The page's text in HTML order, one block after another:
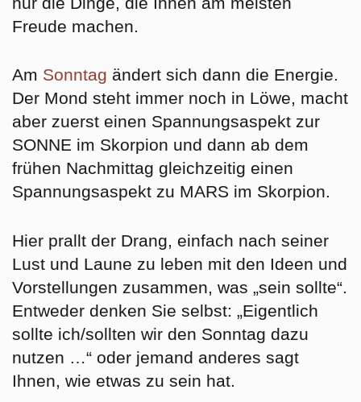
Freude machen.
Am Sonntag ändert sich dann die Energie.
Der Mond steht immer noch in Löwe, macht
aber zuerst einen Spannungsaspekt zur
SONNE im Skorpion und dann ab dem
frühen Nachmittag gleichzeitig einen
Spannungsaspekt zu MARS im Skorpion.
Hier prallt der Drang, einfach nach seiner
Lust und Laune zu leben mit den Ideen und
Vorstellungen zusammen, was „sein sollte“.
Entweder denken Sie selbst: „Eigentlich
sollte ich/sollten wir den Sonntag dazu
nutzen …“ oder jemand anderes sagt
Ihnen, wie etwas zu sein hat.